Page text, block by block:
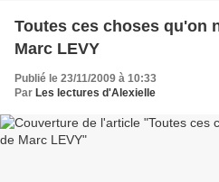
Toutes ces choses qu'on
Marc LEVY
Publié le 23/11/2009 à 10:33
Par Les lectures d'Alexielle